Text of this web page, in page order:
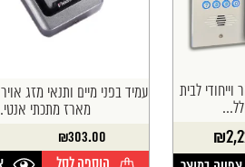
לבית
₪
מארז מתכתי
₪303.00